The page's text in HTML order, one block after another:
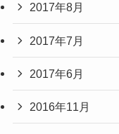
2017年8月
2017年7月
2017年6月
2016年11月